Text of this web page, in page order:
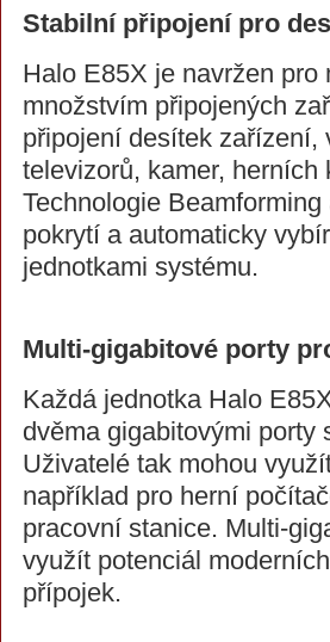
Stabilní připojení pro
Halo E85X je navržen
množstvím připojených
připojení desítek zařízení,
televizorů, kamer,
Technologie
pokrytí a automaticky
jednotkami systému.
Multi-gigabitové porty
Každá jednotka Halo
dvěma gigabitovými porty
Uživatelé tak mohou
například pro herní
pracovní stanice. Multi-
využít potenciál
přípojek.